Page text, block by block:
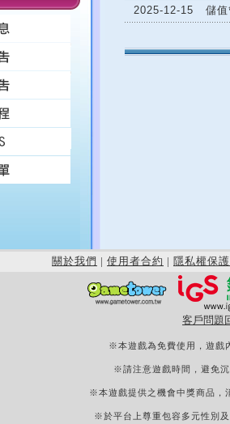
2025-12-15
儲
關於我們 | 使用者合約 | 隱私權保護
客戶問題
※本遊戲為免費使用，遊戲
※請注意遊戲時間，避免
※本遊戲提供之機會中獎商品，
※於平台上尊重包容多元性別